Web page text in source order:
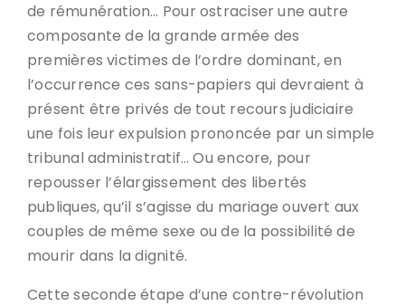
de rémunération… Pour ostraciser une autre
composante de la grande armée des
premières victimes de l’ordre dominant, en
l’occurrence ces sans-papiers qui devraient à
présent être privés de tout recours judiciaire
une fois leur expulsion prononcée par un simple
tribunal administratif… Ou encore, pour
repousser l’élargissement des libertés
publiques, qu’il s’agisse du mariage ouvert aux
couples de même sexe ou de la possibilité de
mourir dans la dignité.
Cette seconde étape d’une contre-révolution